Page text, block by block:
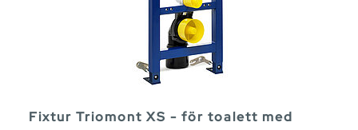
Fixtur Triomont XS - för toalett med